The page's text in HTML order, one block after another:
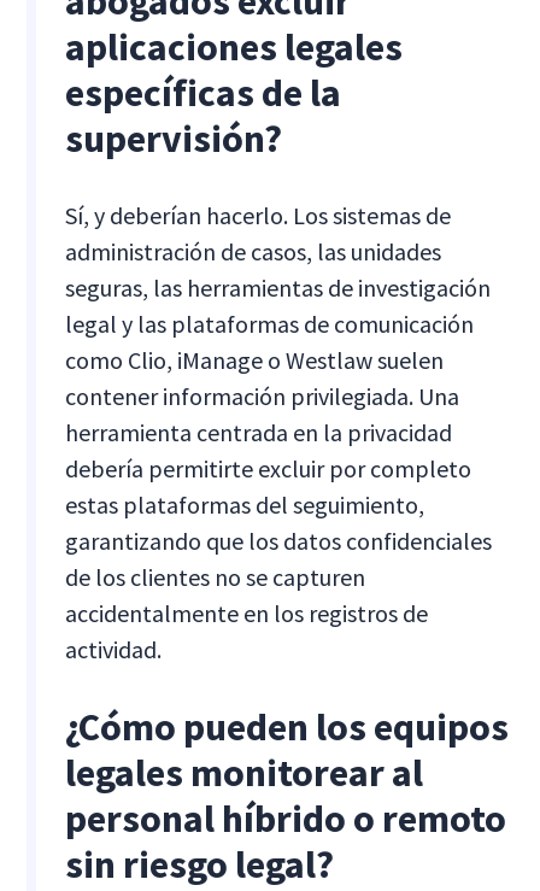
aplicaciones legales
específicas de la
supervisión?
Sí, y deberían hacerlo. Los sistemas de
administración de casos, las unidades
seguras, las herramientas de investigación
legal y las plataformas de comunicación
como Clio, iManage o Westlaw suelen
contener información privilegiada. Una
herramienta centrada en la privacidad
debería permitirte excluir por completo
estas plataformas del seguimiento,
garantizando que los datos confidenciales
de los clientes no se capturen
accidentalmente en los registros de
actividad.
¿Cómo pueden los equipos
legales monitorear al
personal híbrido o remoto
sin riesgo legal?